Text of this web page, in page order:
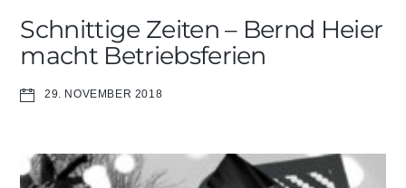
Schnittige Zeiten – Bernd Heier
macht Betriebsferien
29. NOVEMBER 2018